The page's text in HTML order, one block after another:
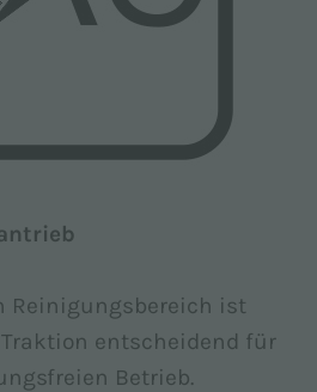
Reinigungsbereich ist
entscheidend für
Betrieb.